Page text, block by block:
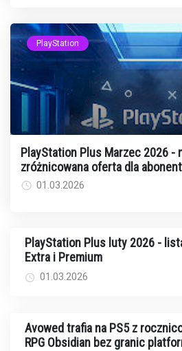
PlayStation
PlayStation Plus Marzec 2026 -
zróżnicowana oferta dla
01.03.2026
PlayStation Plus luty 2026 -
Extra i Premium
01.03.2026
Avowed trafia na PS5 z
RPG Obsidian bez granic